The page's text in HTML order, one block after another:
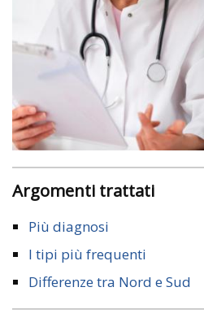
Argomenti trattati
Più diagnosi
I tipi più frequenti
Differenze tra Nord e Sud